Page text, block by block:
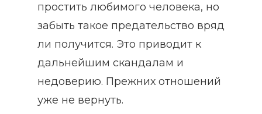
простить любимого человека, но
забыть такое предательство вряд
ли получится. Это приводит к
дальнейшим скандалам и
недоверию. Прежних отношений
уже не вернуть.